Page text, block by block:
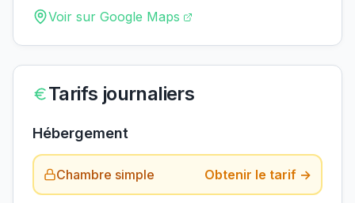
Voir sur Google Maps
Tarifs journaliers
Hébergement
Chambre simple Obtenir le tarif →